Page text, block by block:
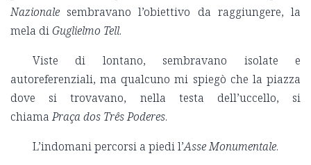
Nazionale sembravano l’obiettivo da raggiungere, la
mela diGuglielmo Tell.
Viste di lontano, sembravano isolate e
autoreferenziali, ma qualcuno mi spiegò che la piazza
dove si trovavano, nella testa dell’uccello, si
chiamaPraça dos Três Poderes.
L’indomani percorsi a piedi l’Asse Monumentale.